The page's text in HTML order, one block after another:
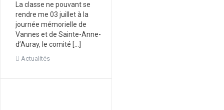
La classe ne pouvant se
rendre me 03 juillet à la
journée mémorielle de
Vannes et de Sainte-Anne-
d’Auray, le comité […]
Actualités